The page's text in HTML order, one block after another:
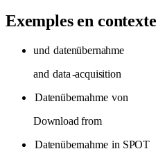
Exemples en contexte
und datenübernahme
and data-acquisition
Datenübernahme von
Download from
Datenübernahme in SPOT